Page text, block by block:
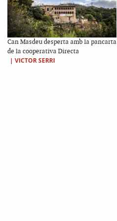
Can Masdeu desperta amb la pancarta
de la cooperativa Directa
| VICTOR SERRI